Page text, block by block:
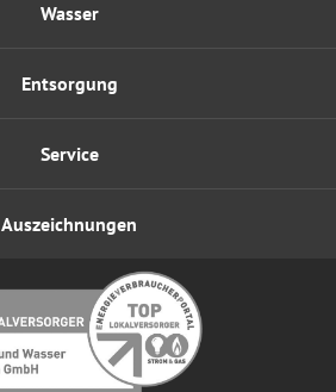
Wasser
Entsorgung
Service
Auszeichnungen